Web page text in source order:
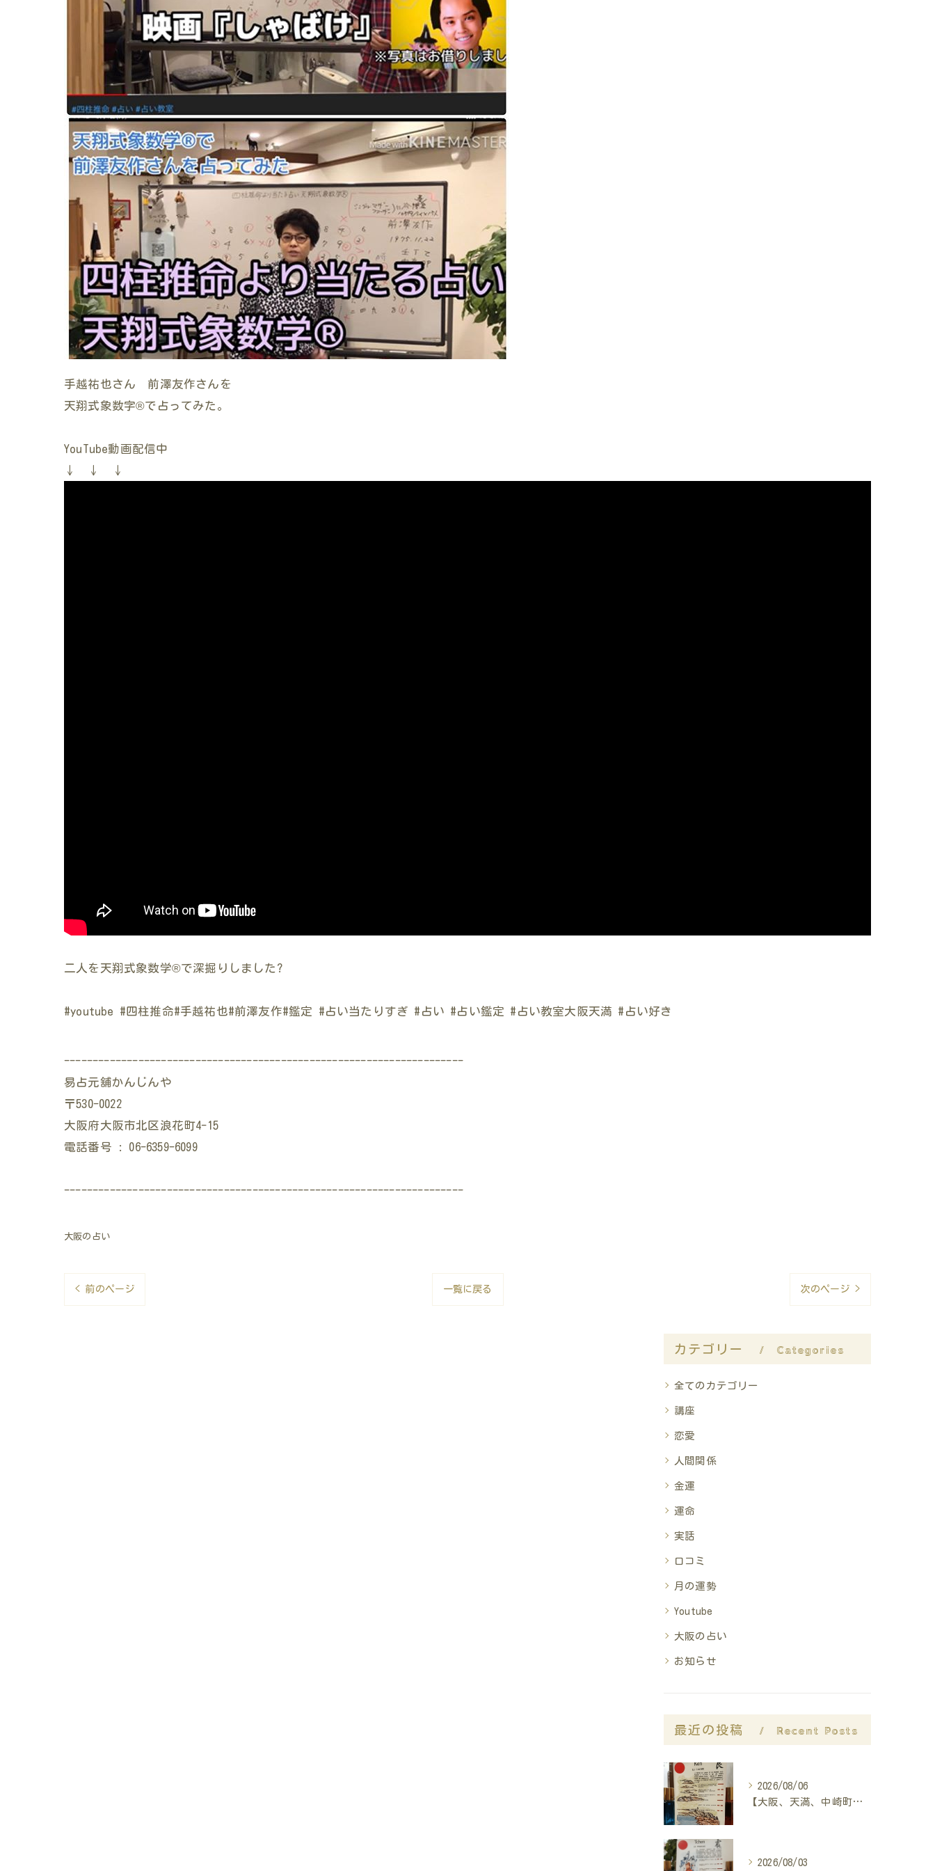
手越祐也さん 前澤友作さんを
天翔式象数字®︎で占ってみた。
YouTube動画配信中
↓ ↓ ↓
二人を天翔式象数学®︎で深掘りしました?
#youtube #四柱推命#手越祐也#前澤友作#鑑定 #占い当たりすぎ #占い #占い鑑定 #占い教室大阪天満 #占い好き
----------------------------------------------------------------------
易占元舖かんじんや
〒530-0022
大阪府大阪市北区浪花町4-15
電話番号 : 06-6359-6099
----------------------------------------------------------------------
大阪の占い
< 前のページ 一覧に戻る 次のページ >
カテゴリー Categories
全てのカテゴリー
講座
恋愛
人間関係
金運
運命
実話
口コミ
月の運勢
Youtube
大阪の占い
お知らせ
最近の投稿 Recent Posts
2026/08/06
【大阪、天満、中崎町の占い】madam豊子、本日のメッセージ
2026/08/03